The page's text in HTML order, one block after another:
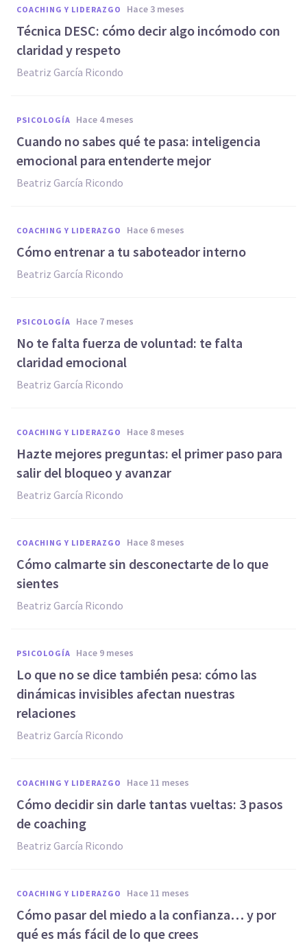
COACHING Y LIDERAZGO hace 3 meses
Técnica DESC: cómo decir algo incómodo con
claridad y respeto
Beatriz García Ricondo
PSICOLOGÍA hace 4 meses
Cuando no sabes qué te pasa: inteligencia
emocional para entenderte mejor
Beatriz García Ricondo
COACHING Y LIDERAZGO hace 6 meses
Cómo entrenar a tu saboteador interno
Beatriz García Ricondo
PSICOLOGÍA hace 7 meses
No te falta fuerza de voluntad: te falta
claridad emocional
Beatriz García Ricondo
COACHING Y LIDERAZGO hace 8 meses
Hazte mejores preguntas: el primer paso para
salir del bloqueo y avanzar
Beatriz García Ricondo
COACHING Y LIDERAZGO hace 8 meses
Cómo calmarte sin desconectarte de lo que
sientes
Beatriz García Ricondo
PSICOLOGÍA hace 9 meses
Lo que no se dice también pesa: cómo las
dinámicas invisibles afectan nuestras
relaciones
Beatriz García Ricondo
COACHING Y LIDERAZGO hace 11 meses
Cómo decidir sin darle tantas vueltas: 3 pasos
de coaching
Beatriz García Ricondo
COACHING Y LIDERAZGO hace 11 meses
Cómo pasar del miedo a la confianza… y por
qué es más fácil de lo que crees